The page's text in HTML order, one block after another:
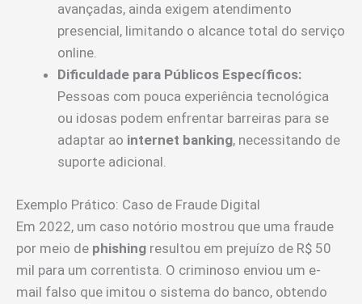
avançadas, ainda exigem atendimento
presencial, limitando o alcance total do serviço
online.
Dificuldade para Públicos Específicos:
Pessoas com pouca experiência tecnológica
ou idosas podem enfrentar barreiras para se
adaptar ao internet banking, necessitando de
suporte adicional.
Exemplo Prático: Caso de Fraude Digital
Em 2022, um caso notório mostrou que uma fraude
por meio de phishing resultou em prejuízo de R$ 50
mil para um correntista. O criminoso enviou um e-
mail falso que imitou o sistema do banco, obtendo